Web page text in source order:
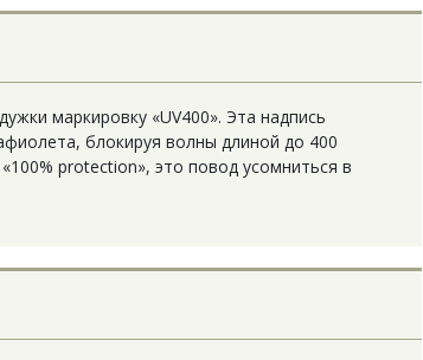
маркировку «UV400». Эта надпись
блокируя волны длиной до 400
protection», это повод усомниться в